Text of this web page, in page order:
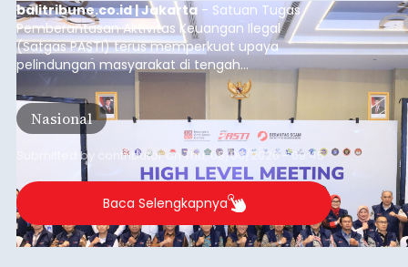
balitribune.co.id | Jakarta - Satuan Tugas
Pemberantasan Aktivitas Keuangan Ilegal
(Satgas PASTI) terus memperkuat upaya
pelindungan masyarakat di tengah
meningkatnya ancaman penipuan digital yang
semakin kompleks.
Nasional
Submitted by contributoronThu, 08/06/2026 - 09:45
Baca Selengkapnya